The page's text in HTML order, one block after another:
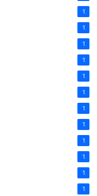
1
1
1
1
1
1
1
1
1
1
1
1